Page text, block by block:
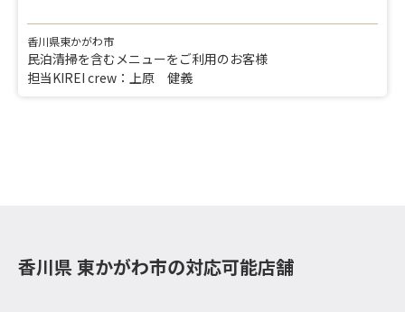
香川県東かがわ市
民泊清掃を含むメニューをご利用のお客様
担当KIREI crew：上原 健義
香川県 東かがわ市の対応可能店舗